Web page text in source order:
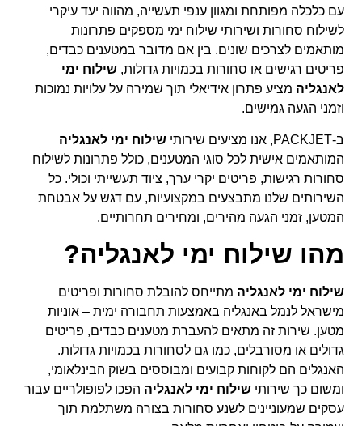
עם כלכלה מפותחת ומגוון ענפי תעשייה, מהווה יעד עיקרי
לשילוח סחורות ושירותי שילוח ימי מספקים פתרונות
מותאמים לצרכים שונים. בין אם מדובר במטענים כבדים,
פריטים רגישים או סחורות בכמויות גדולות,שילוח ימי
לאנגליה מציע פתרון אידיאלי תוך שמירה על עלויות נמוכות
וזמני הגעה גמישים.
ב-PACKJET, אנו מציעים שירותי
שילוח ימי לאנגליה
המותאמים אישית לכל סוגי המטענים, כולל פתרונות לשילוח
סחורות רגישות, פריטים יקרי ערך, ציוד תעשייתי וכולי. כל
השירותים שלנו מתבצעים במקצועיות, עם דגש על אבטחת
המטען, זמני הגעה מהירים, ומחירים תחרותיים.
מהו שילוח ימי לאנגליה?
שילוח ימי לאנגליה מתייחס להובלת סחורות ופריטים
מישראל לנמל באנגליה באמצעות תחבורה ימית – אוניות
מטען. שירות זה מתאים להעברת מטענים כבדים, פריטים
גדולים או מסורבלים, כמו גם לסחורות בכמויות גדולות.
האנגלים הם לקוחות קבועים ומבוססים בשוק הבינלאומי,
ומשום כך שירותישילוח ימי לאנגליה הפכו לפופולריים עבור
עסקים שמעוניינים לשנע סחורות בצורה משתלמת תוך